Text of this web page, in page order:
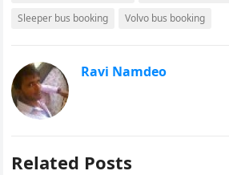
Sleeper bus booking
Volvo bus booking
Ravi Namdeo
Related Posts